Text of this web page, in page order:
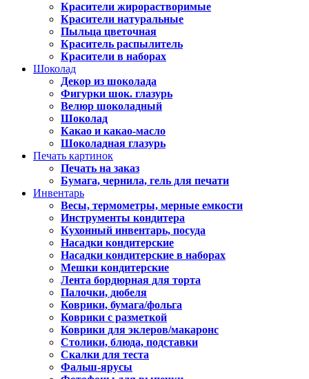
Красители жирорастворимые
Красители натуральные
Пыльца цветочная
Краситель распылитель
Красители в наборах
Шоколад
Декор из шоколада
Фигурки шок. глазурь
Велюр шоколадный
Шоколад
Какао и какао-масло
Шоколадная глазурь
Печать картинок
Печать на заказ
Бумага, чернила, гель для печати
Инвентарь
Весы, термометры, мерные емкости
Инструменты кондитера
Кухонный инвентарь, посуда
Насадки кондитерские
Насадки кондитерские в наборах
Мешки кондитерские
Лента бордюрная для торта
Палочки, дюбеля
Коврики, бумага/фольга
Коврики с разметкой
Коврики для эклеров/макаронс
Столики, блюда, подставки
Скалки для теста
Фальш-ярусы